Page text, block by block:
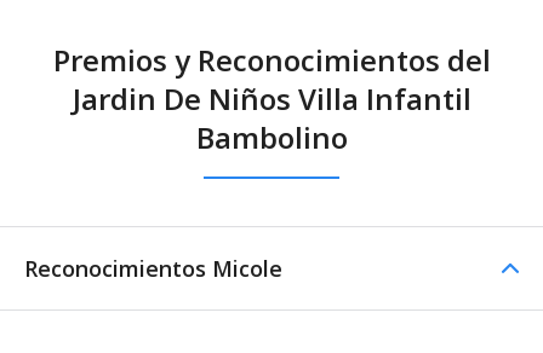
Premios y Reconocimientos del
Jardin De Niños Villa Infantil
Bambolino
Reconocimientos Micole